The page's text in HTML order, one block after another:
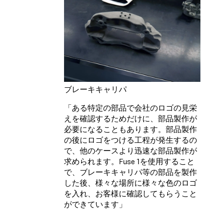
ブレーキキャリパ
「ある特定の部品で会社のロゴの見栄
えを確認するためだけに、部品製作が
必要になることもあります。部品製作
の後にロゴをつける工程が発生するの
で、他のケースより迅速な部品製作が
求められます。Fuse 1を使用すること
で、ブレーキキャリパ等の部品を製作
した後、様々な場所に様々な色のロゴ
を入れ、お客様に確認してもらうこと
ができています」